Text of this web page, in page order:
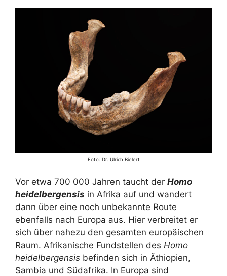
Foto: Dr. Ulrich Bielert
Vor etwa 700 000 Jahren taucht der Homo
heidelbergensis in Afrika auf und wandert
dann über eine noch unbekannte Route
ebenfalls nach Europa aus. Hier verbreitet er
sich über nahezu den gesamten europäischen
Raum. Afrikanische Fundstellen des Homo
heidelbergensis befinden sich in Äthiopien,
Sambia und Südafrika. In Europa sind